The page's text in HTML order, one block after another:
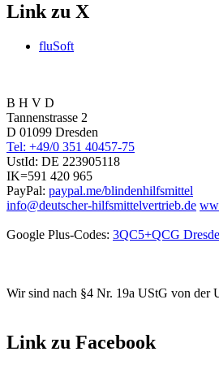
Link zu X
fluSoft
B H V D
Tannenstrasse 2
D 01099 Dresden
Tel: +49/0 351 40457-75
UstId: DE 223905118
IK=591 420 965
PayPal: paypal.me/blindenhilfsmittel
info@deutscher-hilfsmittelvertrieb.de
Google Plus-Codes: 3QC5+QCG
Wir sind nach §4 Nr. 19a UStG von der
Link zu Facebook